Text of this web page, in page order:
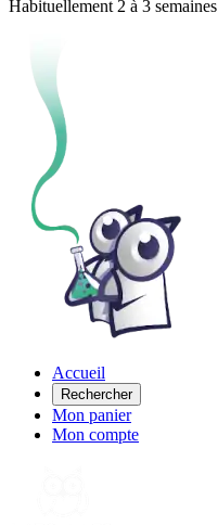
Habituellement 2 à 3 semaines
Accueil
Rechercher
Mon panier
Mon compte